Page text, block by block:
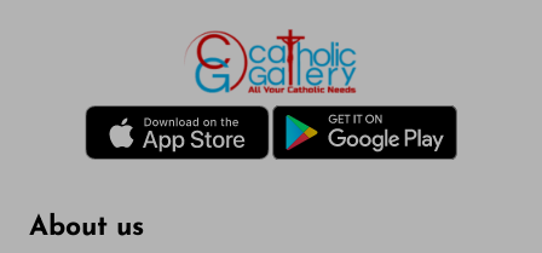
About us